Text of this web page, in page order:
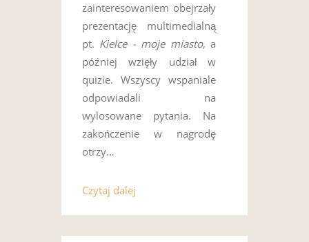
zainteresowaniem obejrzały
prezentację multimedialną
pt. Kielce - moje miasto, a
później wzięły udział w
quizie. Wszyscy wspaniale
odpowiadali na
wylosowane pytania. Na
zakończenie w nagrodę
otrzy…
Czytaj dalej